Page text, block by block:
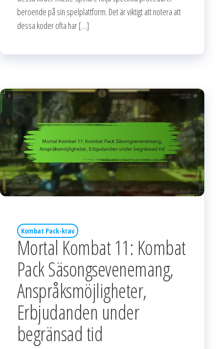
beroende på sin spelplattform. Det är viktigt att notera att
dessa koder ofta har […]
Kombat Pack-krav
Mortal Kombat 11: Kombat
Pack Säsongsevenemang,
Anspråksmöjligheter,
Erbjudanden under
begränsad tid